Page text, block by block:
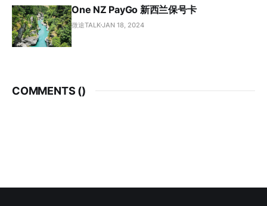
One NZ PayGo 新西兰保号卡
微途TALKJAN 18, 2024
COMMENTS ()